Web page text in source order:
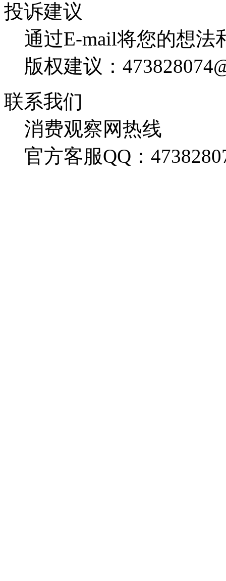
投诉建议
通过E-mail将您的想法
版权建议：
联系我们
消费观察网热线
官方客服QQ：